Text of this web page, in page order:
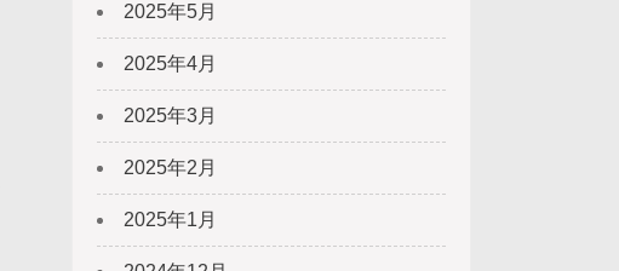
2025年5月
2025年4月
2025年3月
2025年2月
2025年1月